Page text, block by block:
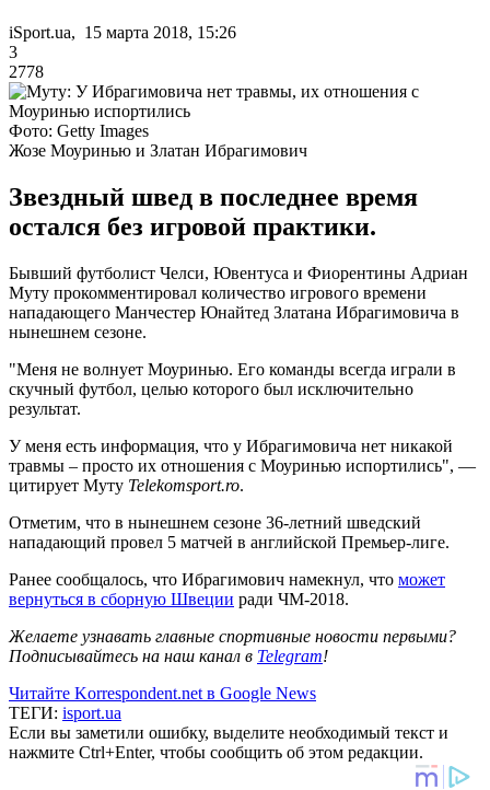
iSport.ua, 15 марта 2018, 15:26
3
2778
Фото: Getty Images
Жозе Моуринью и Златан Ибрагимович
Звездный швед в последнее время
остался без игровой практики.
Бывший футболист Челси, Ювентуса и Фиорентины Адриан
Муту прокомментировал количество игрового времени
нападающего Манчестер Юнайтед Златана Ибрагимовича в
нынешнем сезоне.
"Меня не волнует Моуринью. Его команды всегда играли в
скучный футбол, целью которого был исключительно
результат.
У меня есть информация, что у Ибрагимовича нет никакой
травмы – просто их отношения с Моуринью испортились", —
цитирует Муту Telekomsport.ro.
Отметим, что в нынешнем сезоне 36-летний шведский
нападающий провел 5 матчей в английской Премьер-лиге.
Ранее сообщалось, что Ибрагимович намекнул, что может
вернуться в сборную Швеции ради ЧМ-2018.
Желаете узнавать главные спортивные новости первыми?
Подписывайтесь на наш канал в Telegram!
Читайте Korrespondent.net в Google News
ТЕГИ: isport.ua
Если вы заметили ошибку, выделите необходимый текст и
нажмите Ctrl+Enter, чтобы сообщить об этом редакции.